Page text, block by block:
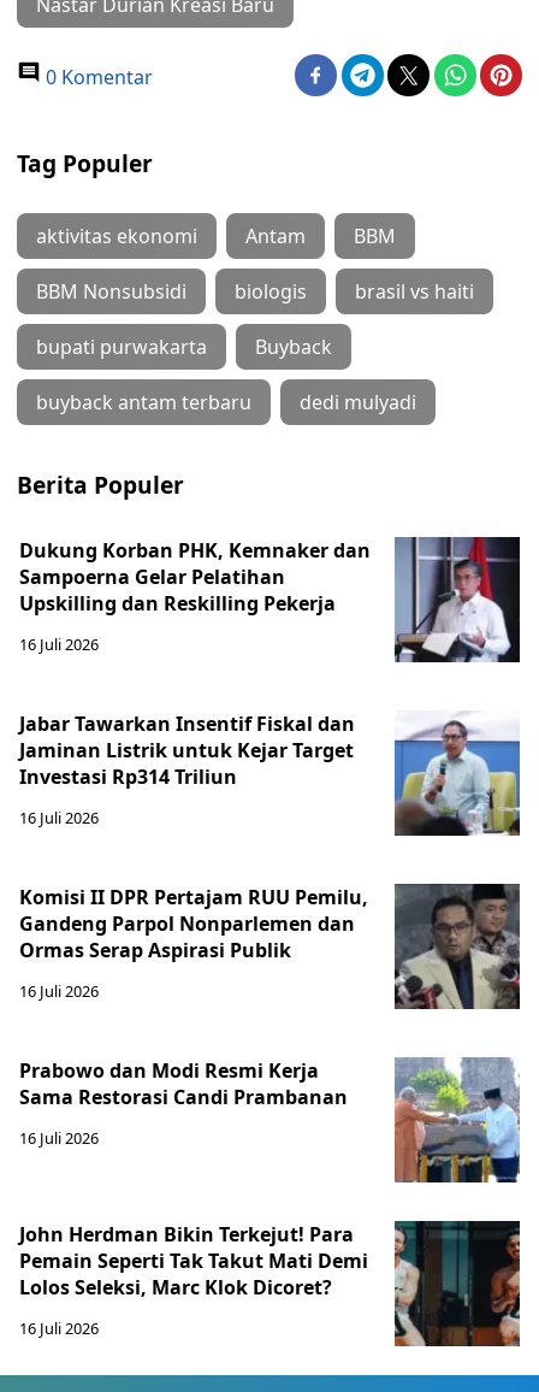
0 Komentar
Tag Populer
aktivitas ekonomi Antam BBM
BBM Nonsubsidi biologis brasil vs haiti
bupati purwakarta Buyback
buyback antam terbaru dedi mulyadi
Berita Populer
Dukung Korban PHK, Kemnaker dan
Sampoerna Gelar Pelatihan
Upskilling dan Reskilling Pekerja
16 Juli 2026
Jabar Tawarkan Insentif Fiskal dan
Jaminan Listrik untuk Kejar Target
Investasi Rp314 Triliun
16 Juli 2026
Komisi II DPR Pertajam RUU Pemilu,
Gandeng Parpol Nonparlemen dan
Ormas Serap Aspirasi Publik
16 Juli 2026
Prabowo dan Modi Resmi Kerja
Sama Restorasi Candi Prambanan
16 Juli 2026
John Herdman Bikin Terkejut! Para
Pemain Seperti Tak Takut Mati Demi
Lolos Seleksi, Marc Klok Dicoret?
16 Juli 2026